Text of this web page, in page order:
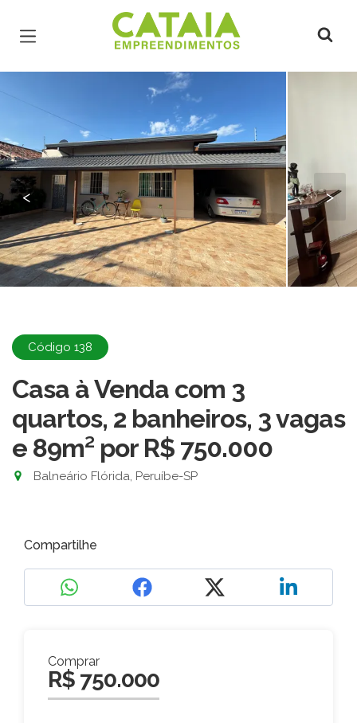
Página inicial
< >
Código 138
Casa à Venda com 3
quartos, 2 banheiros, 3 vagas
e 89m² por R$ 750.000
Balneário Flórida, Peruíbe-SP
Compartilhe
Comprar
R$ 750.000